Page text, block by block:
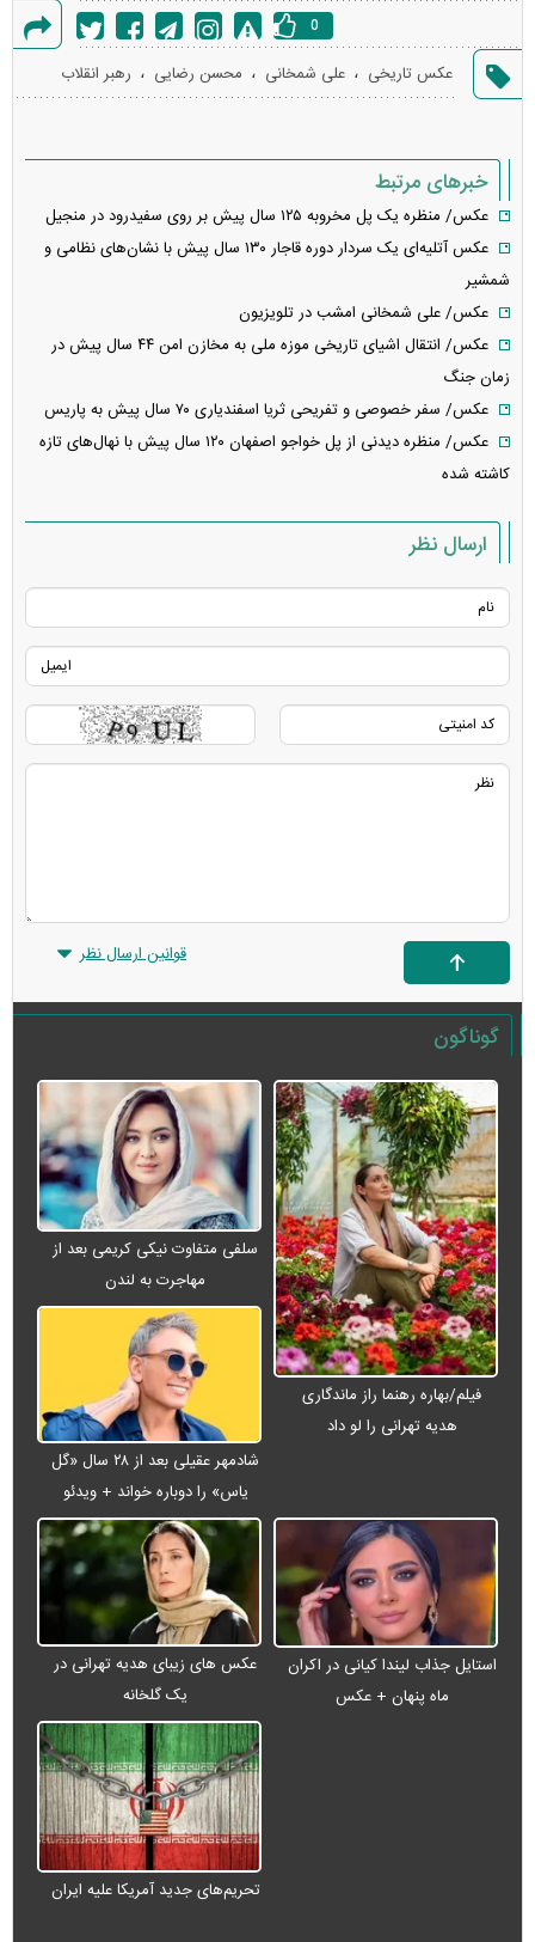
خطا
0
عکس تاریخی ، علی شمخانی ، محسن رضایی ، رهبر انقلاب
خبرهای مرتبط
عکس/ منظره یک پل مخروبه ۱۲۵ سال پیش بر روی سفیدرود در منجیل
عکس آتلیه‌ای یک سردار دوره قاجار ۱۳۰ سال پیش با نشان‌های نظامی و
شمشیر
عکس/ علی شمخانی امشب در تلویزیون
عکس/ انتقال اشیای تاریخی موزه ملی به مخازن امن ۴۴ سال پیش در
زمان جنگ
عکس/ سفر خصوصی و تفریحی ثریا اسفندیاری ۷۰ سال پیش به پاریس
عکس/ منظره دیدنی از پل خواجو اصفهان ۱۲۰ سال پیش با نهال‌های تازه
کاشته شده
ارسال نظر
قوانین ارسال نظر
گوناگون
فیلم/بهاره رهنما راز ماندگاری
هدیه تهرانی را لو داد
سلفی متفاوت نیکی کریمی بعد از
مهاجرت به لندن
شادمهر عقیلی بعد از ۲۸ سال «گل
یاس» را دوباره خواند + ویدئو
استایل جذاب لیندا کیانی در اکران
ماه پنهان + عکس
عکس های زیبای هدیه تهرانی در
یک گلخانه
تحریم‌های جدید آمریکا علیه ایران